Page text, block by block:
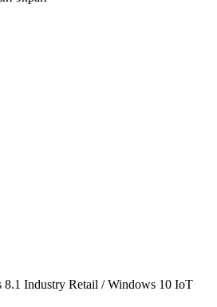
8.1 Industry Retail / Windows 10 IoT